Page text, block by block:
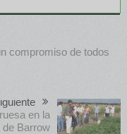
compromiso de todos
en la
de Barrow